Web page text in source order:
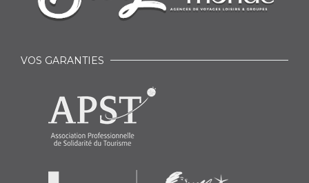
VOS GARANTIES